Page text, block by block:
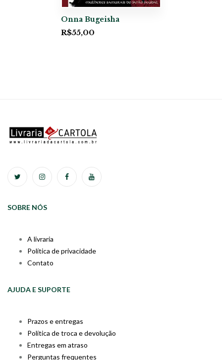
Onna Bugeisha
R$55,00
SOBRE NÓS
A livraria
Política de privacidade
Contato
AJUDA E SUPORTE
Prazos e entregas
Política de troca e devolução
Entregas em atraso
Perguntas frequentes